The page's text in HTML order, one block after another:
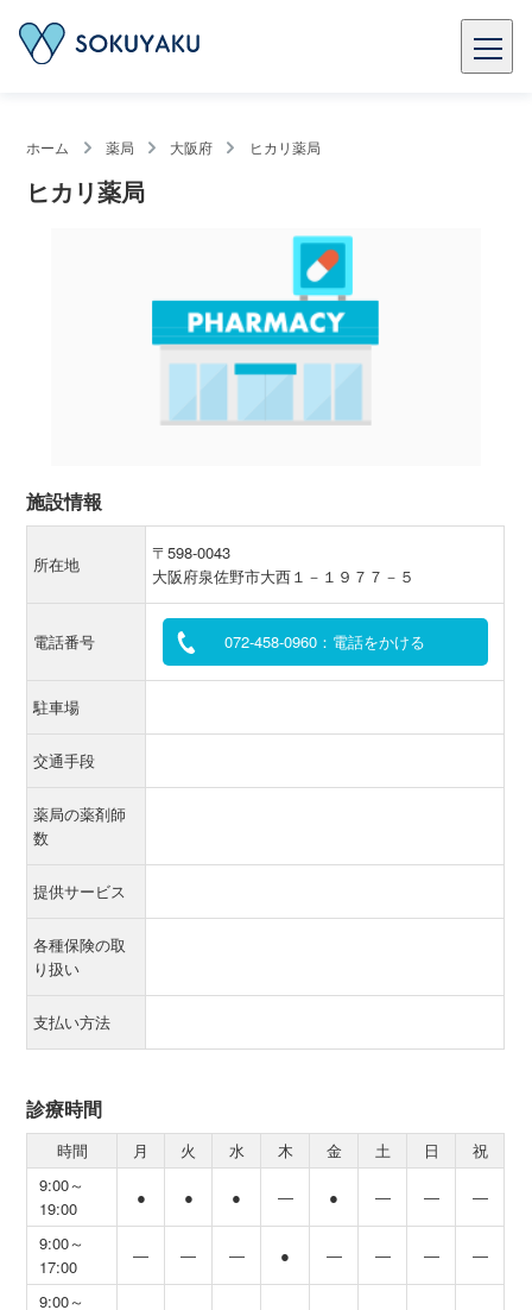
ホーム 薬局 大阪府 ヒカリ薬局
ヒカリ薬局
施設情報
所在地
〒598-0043
大阪府泉佐野市大西１－１９７７－５
電話番号 072-458-0960：電話をかける
駐車場
交通手段
薬局の薬剤師
数
提供サービス
各種保険の取
り扱い
支払い方法
診療時間
時間 月 火 水 木 金 土 日
祝
9:00～
19:00
● ● ● ― ● ― ― ―
9:00～
17:00
― ― ― ● ― ― ― ―
9:00～